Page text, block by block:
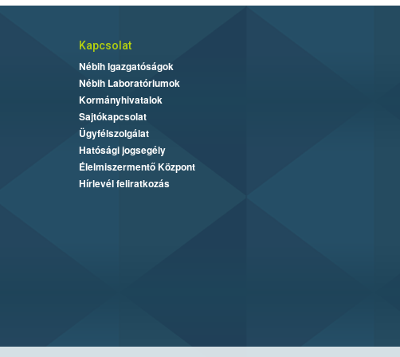
Kapcsolat
Nébih Igazgatóságok
Nébih Laboratóriumok
Kormányhivatalok
Sajtókapcsolat
Ügyfélszolgálat
Hatósági jogsegély
Élelmiszermentő Központ
Hírlevél feliratkozás